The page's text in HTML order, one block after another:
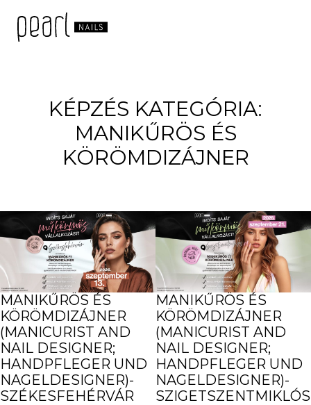
KÉPZÉS KATEGÓRIA:
MANIKŰRÖS ÉS
KÖRÖMDIZÁJNER
MANIKŰRÖS ÉS
KÖRÖMDIZÁJNER
(MANICURIST AND
NAIL DESIGNER;
HANDPFLEGER UND
NAGELDESIGNER)-
SZÉKESFEHÉRVÁR
MANIKŰRÖS ÉS
KÖRÖMDIZÁJNER
(MANICURIST AND
NAIL DESIGNER;
HANDPFLEGER UND
NAGELDESIGNER)-
SZIGETSZENTMIKLÓS